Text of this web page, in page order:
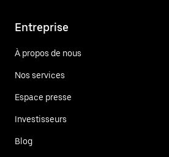
Entreprise
À propos de nous
Nos services
Espace presse
Investisseurs
Blog